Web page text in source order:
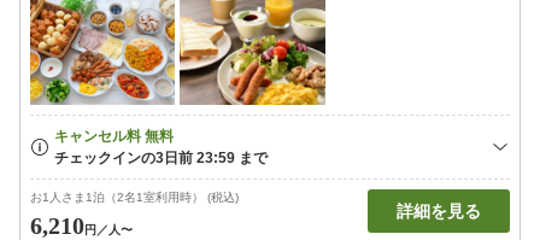
お1人さま1泊（2名1室利用時） (税込)
6,210円 ／人〜
詳細を見る